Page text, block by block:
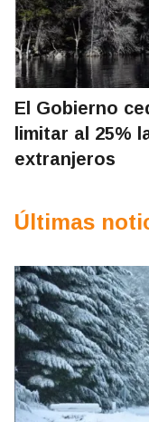
El Gobierno
limitar al 25%
extranjeros
Últimas